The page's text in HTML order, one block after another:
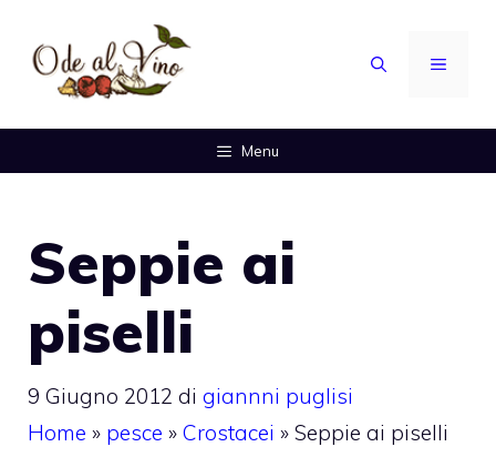
contenuto
MENU
Menu
Seppie ai
piselli
9 Giugno 2012 di giannni puglisi
Home » pesce » Crostacei » Seppie ai piselli